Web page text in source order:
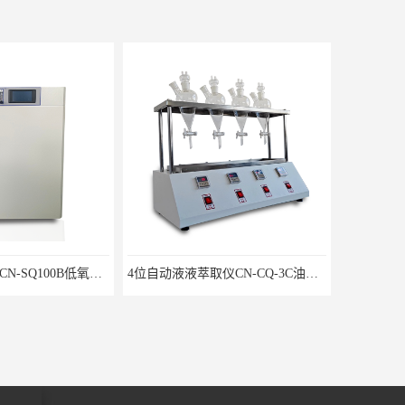
单门三气培养箱CN-SQ100B低氧细胞试验箱 4位自动液液萃取仪CN-CQ-3C油水萃取装置